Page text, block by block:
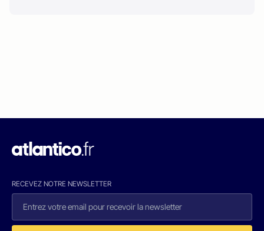
RECEVEZ NOTRE NEWSLETTER